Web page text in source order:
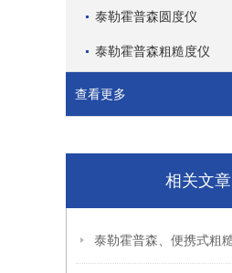
泰勒霍普森圆度仪
泰勒霍普森粗糙度仪
查看更多
相关文章